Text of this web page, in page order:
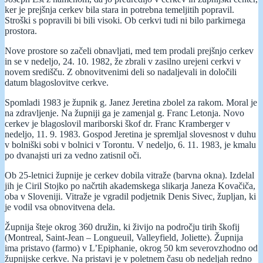
ker je prejšnja cerkev bila stara in potrebna temeljitih popravil.
Stroški s popravili bi bili visoki. Ob cerkvi tudi ni bilo parkirnega
prostora.
Nove prostore so začeli obnavljati, med tem prodali prejšnjo cerkev
in se v nedeljo, 24. 10. 1982, že zbrali v zasilno urejeni cerkvi v
novem središču. Z obnovitvenimi deli so nadaljevali in določili
datum blagoslovitve cerkve.
Spomladi 1983 je župnik g. Janez Jeretina zbolel za rakom. Moral je
na zdravljenje. Na župniji ga je zamenjal g. Franc Letonja. Novo
cerkev je blagoslovil mariborski škof dr. Franc Kramberger v
nedeljo, 11. 9. 1983. Gospod Jeretina je spremljal slovesnost v duhu
v bolniški sobi v bolnici v Torontu. V nedeljo, 6. 11. 1983, je kmalu
po dvanajsti uri za vedno zatisnil oči.
Ob 25-letnici župnije je cerkev dobila vitraže (barvna okna). Izdelal
jih je Ciril Stojko po načrtih akademskega slikarja Janeza Kovačiča,
oba v Sloveniji. Vitraže je vgradil podjetnik Denis Sivec, župljan, ki
je vodil vsa obnovitvena dela.
Župnija šteje okrog 360 družin, ki živijo na področju tirih škofij
(Montreal, Saint-Jean – Longueuil, Valleyfield, Joliette). Župnija
ima pristavo (farmo) v L’Epiphanie, okrog 50 km severovzhodno od
župnijske cerkve. Na pristavi je v poletnem času ob nedeljah redno